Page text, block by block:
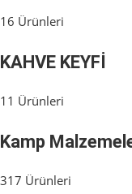
16 Ürünleri
KAHVE KEYFİ
11 Ürünleri
Kamp
317 Ürünleri